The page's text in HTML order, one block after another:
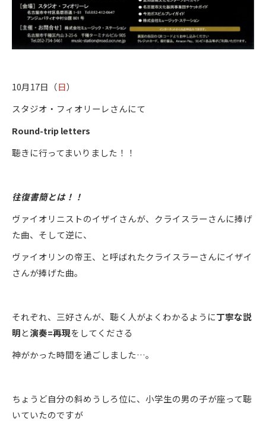
10月17日（日）
スタジオ・フィオリーレさんにて
Round-trip letters
聴きに行ってまいりました！！
往復書簡とは！！
ヴァイオリニストのイザイさんが、クライスラーさんに捧げ
た曲、そして逆に、
ヴァイオリンの帝王、と呼ばれたクライスラーさんにイザイ
さんが捧げた曲。
それぞれ、三好さんが、聴く人がよくわかるように丁寧な説
明と演奏=再現をしてくださる
神がかった時間を過ごしました…。
ちょうど自分の斜めうしろ位に、小学生の男の子が座って聴
いていたのですが